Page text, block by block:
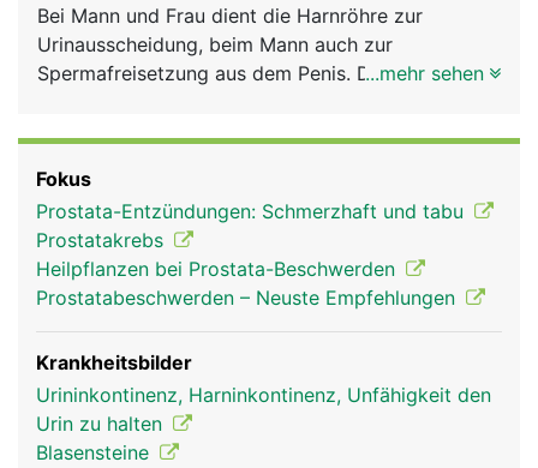
News
Rubriken
Bei Mann und Frau dient die Harnröhre zur
Urinausscheidung, beim Mann auch zur
Spermafreisetzung aus dem Penis. Die kürzere
...mehr sehen
Fokus
Prostata-Entzündungen: Schmerzhaft und tabu
Prostatakrebs
Heilpflanzen bei Prostata-Beschwerden
Prostatabeschwerden – Neuste Empfehlungen
Krankheitsbilder
Urininkontinenz, Harninkontinenz, Unfähigkeit den
Urin zu halten
Blasensteine